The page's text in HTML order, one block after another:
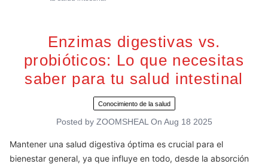
Enzimas digestivas vs.
probióticos: Lo que necesitas
saber para tu salud intestinal
Conocimiento de la salud
Posted by ZOOMSHEAL On Aug 18 2025
Mantener una salud digestiva óptima es crucial para el
bienestar general, ya que influye en todo, desde la absorción